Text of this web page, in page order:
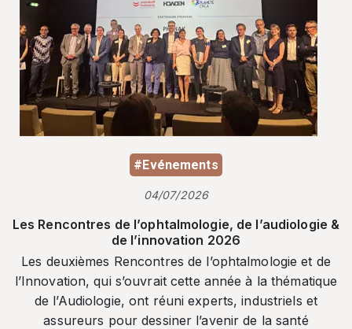
#Evénements
04/07/2026
Les Rencontres de l’ophtalmologie, de l’audiologie &
de l’innovation 2026
Les deuxièmes Rencontres de l’ophtalmologie et de
l’Innovation, qui s’ouvrait cette année à la thématique
de l’Audiologie, ont réuni experts, industriels et
assureurs pour dessiner l’avenir de la santé